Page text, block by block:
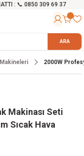
: 📞 0850 309 69 37
ARA
2000W
Makinası Seti
Sıcak Hava